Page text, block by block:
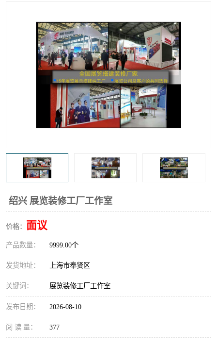
绍兴 展览装修工厂工作室
价格： 面议
产品数量： 9999.00个
发货地址： 上海市奉贤区
关键词： 展览装修工厂工作室
发布日期： 2026-08-10
阅 读 量： 377